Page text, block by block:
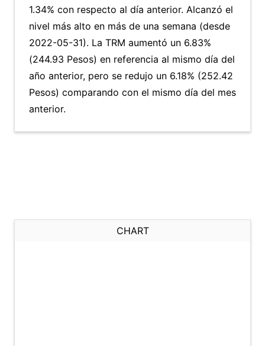
1.34% con respecto al día anterior. Alcanzó el
nivel más alto en más de una semana (desde
2022-05-31). La TRM aumentó un 6.83%
(244.93 Pesos) en referencia al mismo día del
año anterior, pero se redujo un 6.18% (252.42
Pesos) comparando con el mismo día del mes
anterior.
CHART